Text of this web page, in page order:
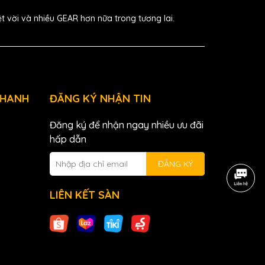
và nhiều GEAR hơn nữa trong tương lai.
ĐĂNG KÝ NHẬN TIN
Đăng ký để nhận ngay nhiều ưu đãi
hấp dẫn
ĐĂNG KÝ
LIÊN KẾT SÀN